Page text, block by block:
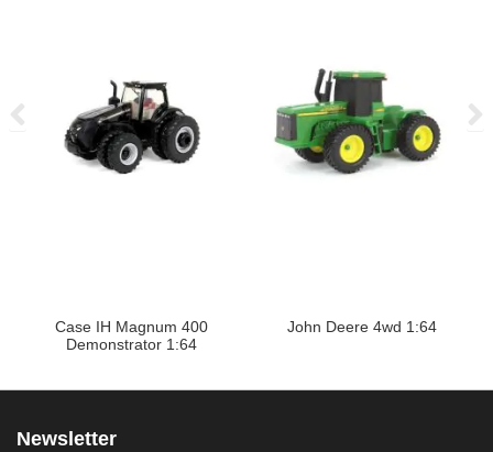
Case IH Magnum 400
Demonstrator 1:64
John Deere 4wd 1:64
Newsletter